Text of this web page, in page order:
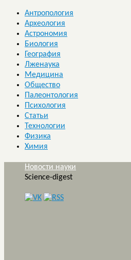
Антропология
Археология
Астрономия
Биология
География
Лженаука
Медицина
Общество
Палеонтология
Психология
Статьи
Технологии
Физика
Химия
Новости науки
Science-digest